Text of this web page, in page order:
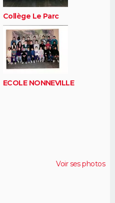
Collège Le Parc
ECOLE NONNEVILLE
Voir ses photos